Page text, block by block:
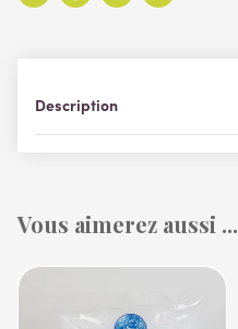
Description
Vous aimerez aussi ...